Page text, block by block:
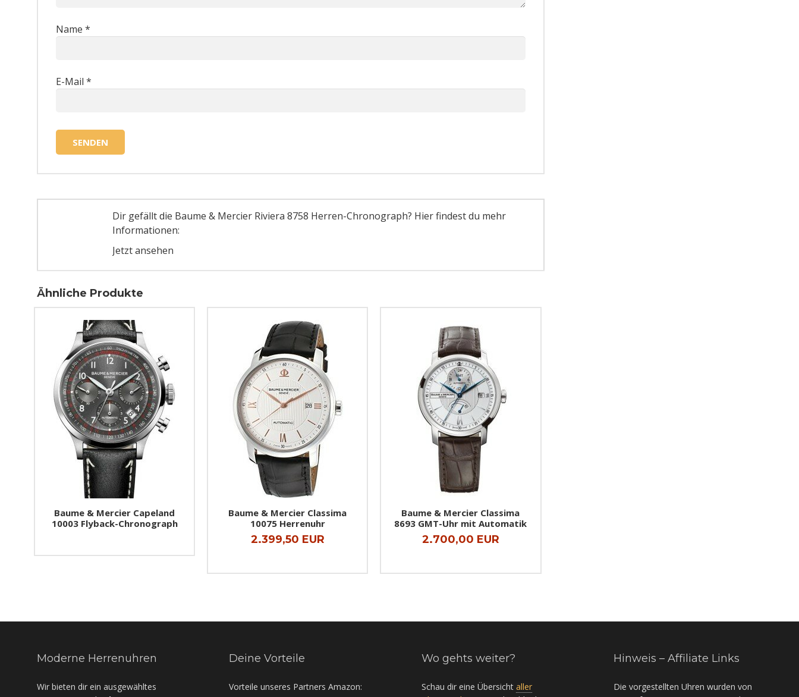
Name *
E-Mail *
Dir gefällt die Baume & Mercier Riviera 8758 Herren-Chronograph? Hier findest du mehr
Informationen:
Jetzt ansehen
Ähnliche Produkte
Baume & Mercier Capeland
10003 Flyback-Chronograph
Baume & Mercier Classima
10075 Herrenuhr
2.399,50 EUR
Baume & Mercier Classima
8693 GMT-Uhr mit Automatik
2.700,00 EUR
Moderne Herrenuhren
Wir bieten dir ein ausgewähltes
Deine Vorteile
Vorteile unseres Partners Amazon:
Wo gehts weiter?
Schau dir eine Übersicht aller
Hinweis – Affiliate Links
Die vorgestellten Uhren wurden von